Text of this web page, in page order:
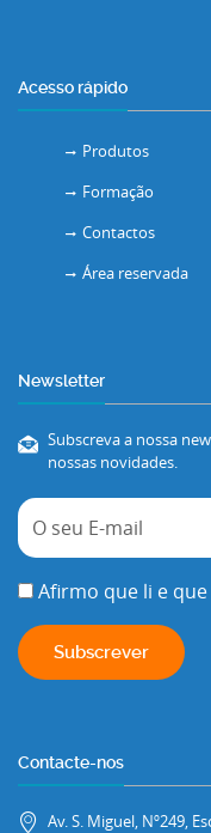
Acesso rápido
Produtos
Formação
Contactos
Área reservada
Newsletter
Subscreva a nossa
nossas novidades.
Afirmo que li e
Contacte-nos
Av. S. Miguel, Nº249,